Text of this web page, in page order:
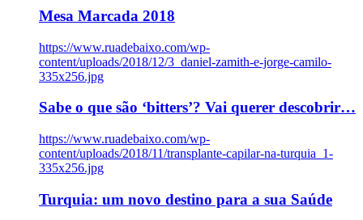
Mesa Marcada 2018
https://www.ruadebaixo.com/wp-
content/uploads/2018/12/3_daniel-zamith-e-jorge-camilo-
335x256.jpg
Sabe o que são ‘bitters’? Vai querer descobrir…
https://www.ruadebaixo.com/wp-
content/uploads/2018/11/transplante-capilar-na-turquia_1-
335x256.jpg
Turquia: um novo destino para a sua Saúde